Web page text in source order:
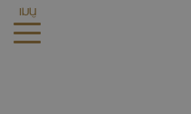
เมนู